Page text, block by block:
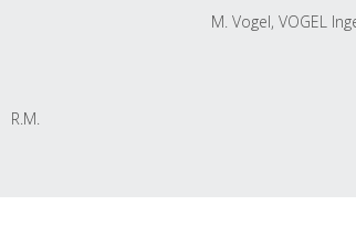
R.M.
M. Vogel, VOGEL